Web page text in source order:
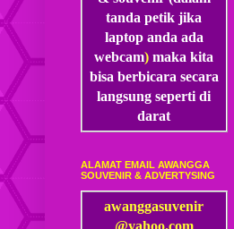
tanda petik jika
laptop anda ada
webcam)maka kita
bisa berbicara secara
langsung seperti di
darat
ALAMAT EMAIL AWANGGA
SOUVENIR & ADVERTYSING
awanggasuvenir